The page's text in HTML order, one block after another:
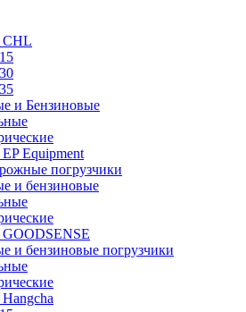
CHL
и Бензиновые
Equipment
погрузчики
и бензиновые
и бензиновые погрузчики